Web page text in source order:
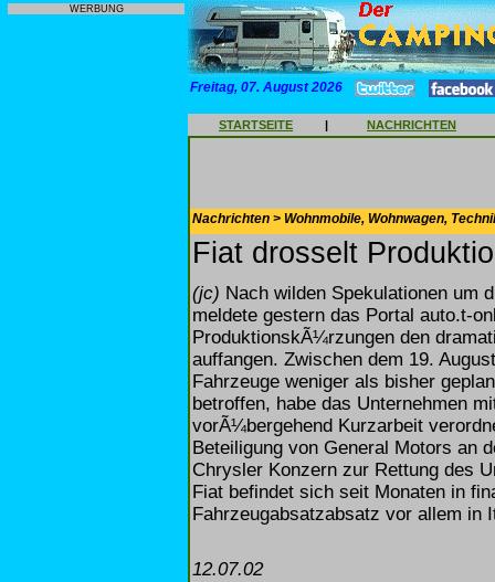
WERBUNG
Freitag, 07. August 2026
STARTSEITE | NACHRICHTEN
Nachrichten > Wohnmobile, Wohnwagen,
Fiat drosselt
(jc) Nach wilden Spekulationen um
meldete gestern das Portal auto.t-
ProduktionskÃ¼rzungen den
auffangen. Zwischen dem 19.
Fahrzeuge weniger als bisher
betroffen, habe das Unternehmen
vorÃ¼bergehend Kurzarbeit
Beteiligung von General Motors an
Chrysler Konzern zur Rettung des
Fiat befindet sich seit Monaten in
Fahrzeugabsatzabsatz vor allem in
12.07.02